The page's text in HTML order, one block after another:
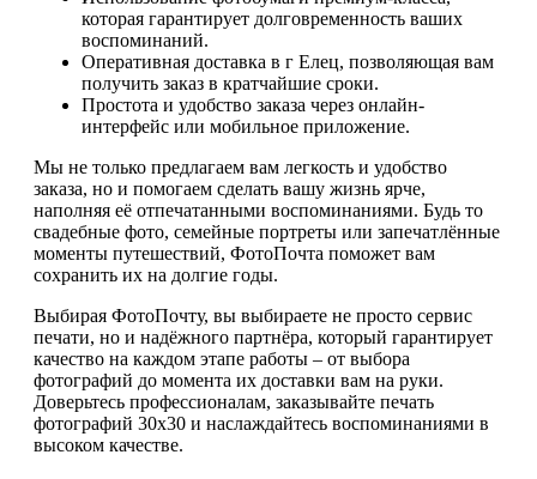
которая гарантирует долговременность ваших
воспоминаний.
Оперативная доставка в г Елец, позволяющая вам
получить заказ в кратчайшие сроки.
Простота и удобство заказа через онлайн-
интерфейс или мобильное приложение.
Мы не только предлагаем вам легкость и удобство
заказа, но и помогаем сделать вашу жизнь ярче,
наполняя её отпечатанными воспоминаниями. Будь то
свадебные фото, семейные портреты или запечатлённые
моменты путешествий, ФотоПочта поможет вам
сохранить их на долгие годы.
Выбирая ФотоПочту, вы выбираете не просто сервис
печати, но и надёжного партнёра, который гарантирует
качество на каждом этапе работы – от выбора
фотографий до момента их доставки вам на руки.
Доверьтесь профессионалам, заказывайте печать
фотографий 30х30 и наслаждайтесь воспоминаниями в
высоком качестве.